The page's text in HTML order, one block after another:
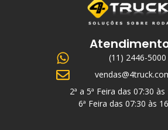
(11) 2446-5000
2ª a 5ª Feira das 07:30 às
6ª Feira das 07:30 às